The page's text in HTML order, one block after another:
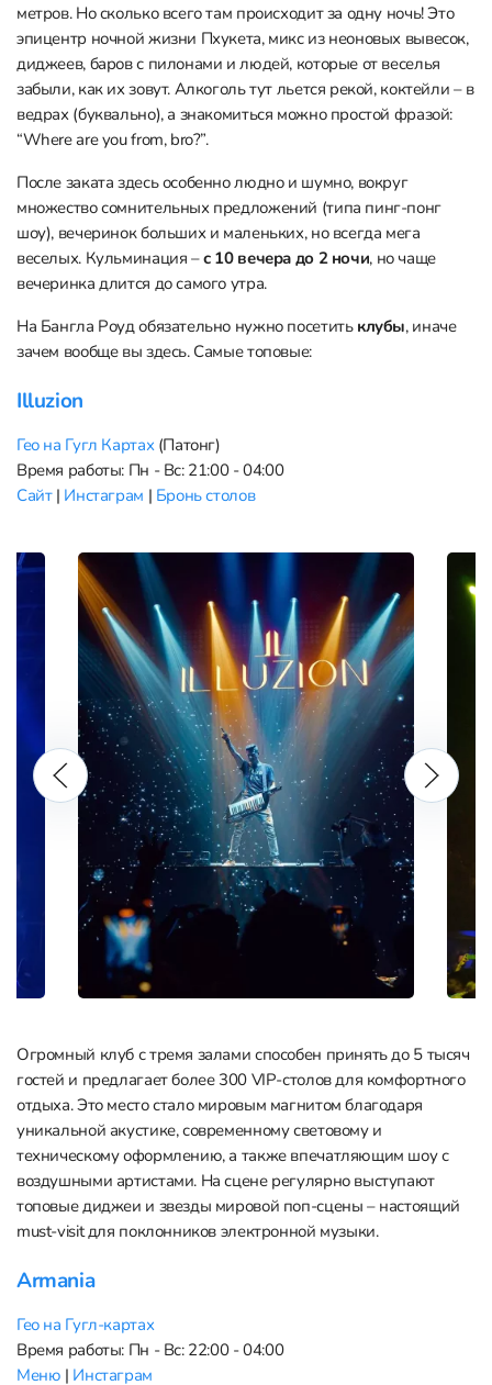
метров. Но сколько всего там происходит за одну ночь! Это
эпицентр ночной жизни Пхукета, микс из неоновых вывесок,
диджеев, баров с пилонами и людей, которые от веселья
забыли, как их зовут. Алкоголь тут льется рекой, коктейли – в
ведрах (буквально), а знакомиться можно простой фразой:
“Where are you from, bro?”.
После заката здесь особенно людно и шумно, вокруг
множество сомнительных предложений (типа пинг-понг
шоу), вечеринок больших и маленьких, но всегда мега
веселых. Кульминация –с 10 вечера до 2 ночи, но чаще
вечеринка длится до самого утра.
На Бангла Роуд обязательно нужно посетить клубы, иначе
зачем вообще вы здесь. Самые топовые:
Illuzion
Гео на Гугл Картах(Патонг)
Время работы: Пн - Вс: 21:00 - 04:00
Сайт| Инстаграм | Бронь столов
Огромный клуб с тремя залами способен принять до 5 тысяч
гостей и предлагает более 300 VIP-столов для комфортного
отдыха. Это место стало мировым магнитом благодаря
уникальной акустике, современному световому и
техническому оформлению, а также впечатляющим шоу с
воздушными артистами. На сцене регулярно выступают
топовые диджеи и звезды мировой поп-сцены – настоящий
must-visit для поклонников электронной музыки.
Armania
Гео на Гугл-картах
Время работы: Пн - Вс: 22:00 - 04:00
Меню | Инстаграм